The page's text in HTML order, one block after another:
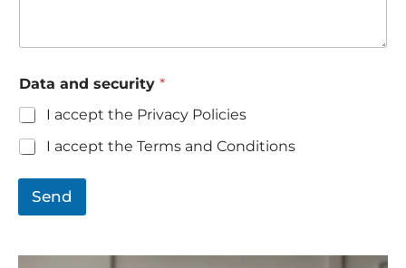
)
Data and security *
I accept the Privacy Policies
I accept the Terms and Conditions
Send